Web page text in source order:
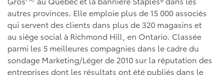
autres provinces. Elle emploie plus de 15 000 associés
qui servent des clients dans plus de 320 magasins et
au siège social à Richmond Hill, en Ontario. Classée
parmi les 5 meilleures compagnies dans le cadre du
sondage Marketing/Léger de 2010 sur la réputation des
entreprises dont les résultats ont été publiés dans le